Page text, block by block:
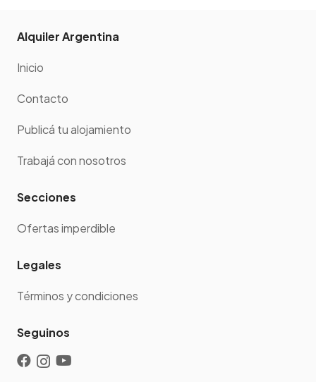
Alquiler Argentina
Inicio
Contacto
Publicá tu alojamiento
Trabajá con nosotros
Secciones
Ofertas imperdible
Legales
Términos y condiciones
Seguinos